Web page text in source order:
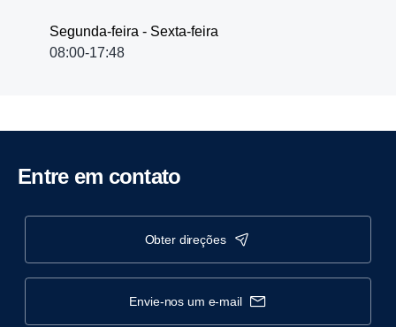
Segunda-feira - Sexta-feira
08:00-17:48
Entre em contato
obter direções
envie-nos um e-mail